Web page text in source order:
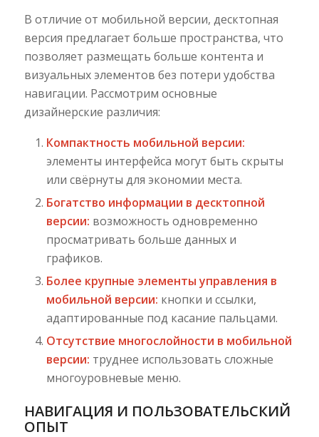
В отличие от мобильной версии, десктопная
версия предлагает больше пространства, что
позволяет размещать больше контента и
визуальных элементов без потери удобства
навигации. Рассмотрим основные
дизайнерские различия:
Компактность мобильной версии:
элементы интерфейса могут быть скрыты
или свёрнуты для экономии места.
Богатство информации в десктопной
версии: возможность одновременно
просматривать больше данных и
графиков.
Более крупные элементы управления в
мобильной версии: кнопки и ссылки,
адаптированные под касание пальцами.
Отсутствие многослойности в мобильной
версии: труднее использовать сложные
многоуровневые меню.
НАВИГАЦИЯ И ПОЛЬЗОВАТЕЛЬСКИЙ
ОПЫТ